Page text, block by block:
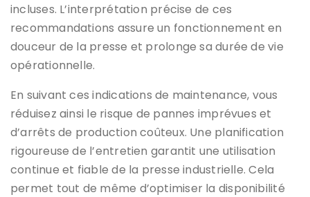
incluses. L’interprétation précise de ces
recommandations assure un fonctionnement en
douceur de la presse et prolonge sa durée de vie
opérationnelle.
En suivant ces indications de maintenance, vous
réduisez ainsi le risque de pannes imprévues et
d’arrêts de production coûteux. Une planification
rigoureuse de l’entretien garantit une utilisation
continue et fiable de la presse industrielle. Cela
permet tout de même d’optimiser la disponibilité